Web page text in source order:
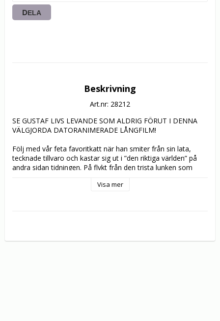
DELA
Beskrivning
Art.nr: 28212
SE GUSTAF LIVS LEVANDE SOM ALDRIG FÖRUT I DENNA
VÄLGJORDA DATORANIMERADE LÅNGFILM!
Följ med vår feta favoritkatt när han smiter från sin lata,
tecknade tillvaro och kastar sig ut i ”den riktiga världen” på
andra sidan tidningen. På flykt från den trista lunken som
Visa mer